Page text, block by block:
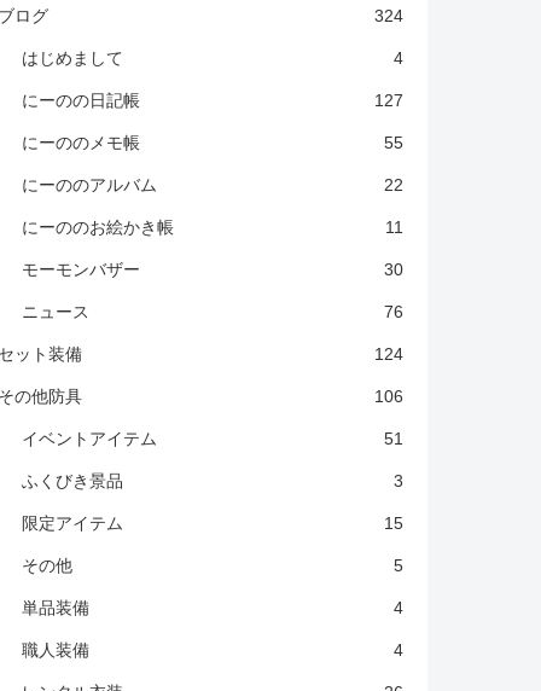
ログ 324
はじめまして 4
にーのの日記帳 127
にーののメモ帳 55
にーののアルバム 22
にーののお絵かき帳 11
モーモンバザー 30
ニュース 76
ット装備 124
の他防具 106
イベントアイテム 51
ふくびき景品 3
限定アイテム 15
その他 5
単品装備 4
職人装備 4